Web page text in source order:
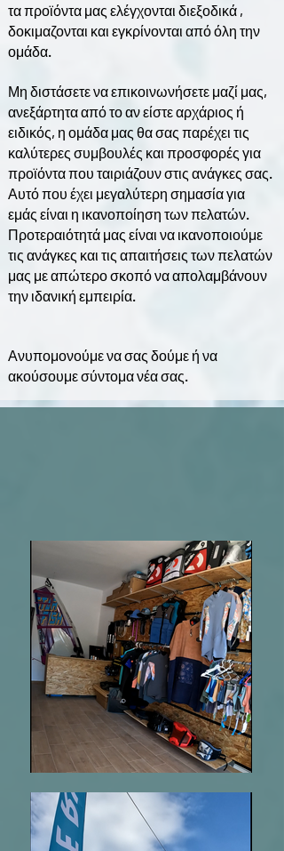
τα προϊόντα μας ελέγχονται διεξοδικά ,
δοκιμαζονται και εγκρίνονται από όλη την
ομάδα.
Μη διστάσετε να επικοινωνήσετε μαζί μας,
ανεξάρτητα από το αν είστε αρχάριος ή
ειδικός, η ομάδα μας θα σας παρέχει τις
καλύτερες συμβουλές και προσφορές για
προϊόντα που ταιριάζουν στις ανάγκες σας.
Αυτό που έχει μεγαλύτερη σημασία για
εμάς είναι η ικανοποίηση των πελατών.
Προτεραιότητά μας είναι να ικανοποιούμε
τις ανάγκες και τις απαιτήσεις των πελατών
μας με απώτερο σκοπό να απολαμβάνουν
την ιδανική εμπειρία.
Ανυπομονούμε να σας δούμε ή να
ακούσουμε σύντομα νέα σας.